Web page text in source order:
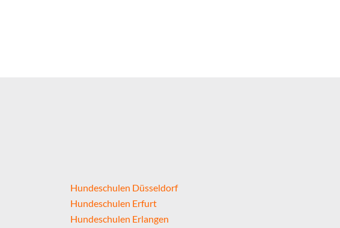
Hundeschulen Düsseldorf
Hundeschulen Erfurt
Hundeschulen Erlangen